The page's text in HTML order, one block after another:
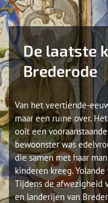
De laatste
Brederode
Van het veertiende-
maar een ruïne over.
ooit een
bewoonster was
die samen met haar
kinderen kreeg.
Tijdens de afwezigheid
en landerijen van